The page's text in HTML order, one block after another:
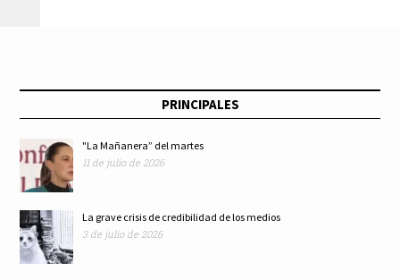
PRINCIPALES
"La Mañanera” del martes
11 de julio de 2026
La grave crisis de credibilidad de los medios
3 de julio de 2026